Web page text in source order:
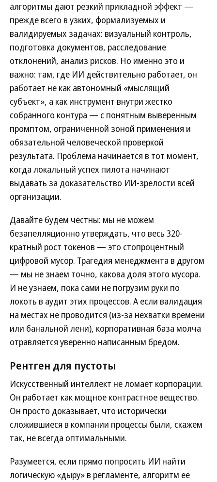
алгоритмы дают резкий прикладной эффект —
прежде всего в узких, формализуемых и
валидируемых задачах: визуальный контроль,
подготовка документов, расследование
отклонений, анализ рисков. Но именно это и
важно: там, где ИИ действительно работает, он
работает не как автономный «мыслящий
субъект», а как инструмент внутри жестко
собранного контура — с понятным выверенным
промптом, ограниченной зоной применения и
обязательной человеческой проверкой
результата. Проблема начинается в тот момент,
когда локальный успех пилота начинают
выдавать за доказательство ИИ-зрелости всей
организации.
Давайте будем честны: мы не можем
безапелляционно утверждать, что весь 320-
кратный рост токенов — это стопроцентный
цифровой мусор. Трагедия менеджмента в другом
— мы не знаем точно, какова доля этого мусора.
И не узнаем, пока сами не погрузим руки по
локоть в аудит этих процессов. А если валидация
на местах не проводится (из-за нехватки времени
или банальной лени), корпоративная база молча
отравляется уверенно написанным бредом.
Рентген для пустоты
Искусственный интеллект не ломает корпорации.
Он работает как мощное контрастное вещество.
Он просто доказывает, что исторически
сложившиеся в компании процессы были, скажем
так, не всегда оптимальными.
Разумеется, если прямо попросить ИИ найти
логическую «дыру» в регламенте, алгоритм ее